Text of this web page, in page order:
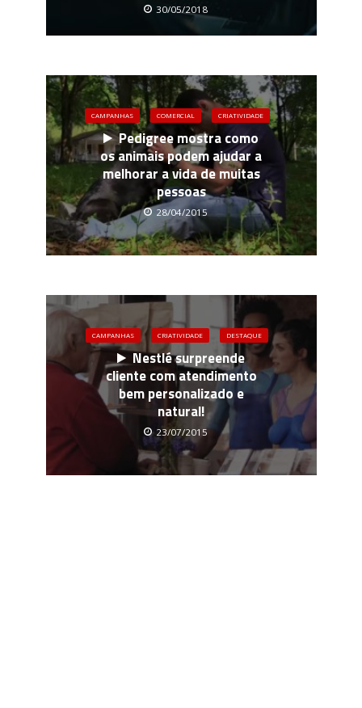
30/05/2018
CAMPANHAS COMERCIAL CRIATIVIDADE
Pedigree mostra como
os animais podem ajudar a
melhorar a vida de muitas
pessoas
28/04/2015
CAMPANHAS CRIATIVIDADE DESTAQUE
Nestlé surpreende
cliente com atendimento
bem personalizado e
natural!
23/07/2015